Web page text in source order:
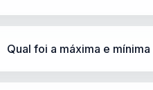
Qual foi a máxima e